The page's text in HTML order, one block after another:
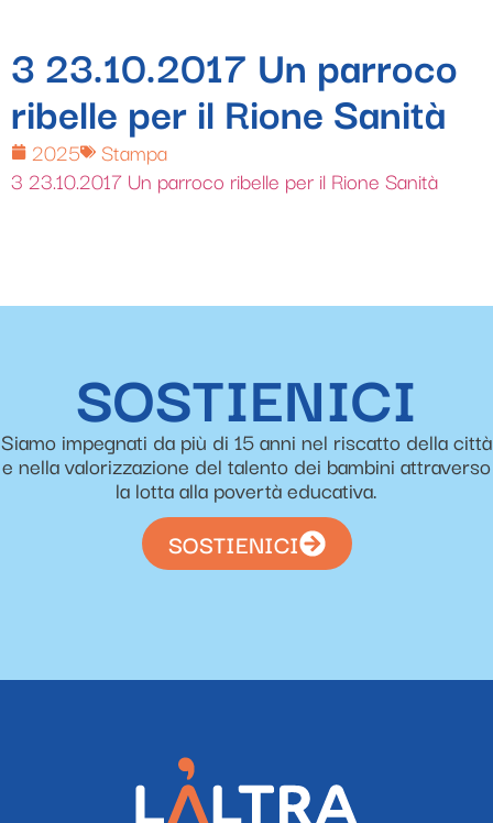
3 23.10.2017 Un parroco
ribelle per il Rione Sanità
2025
Stampa
3 23.10.2017 Un parroco ribelle per il Rione Sanità
SOSTIENICI
Siamo impegnati da più di 15 anni nel riscatto della città
e nella valorizzazione del talento dei bambini attraverso
la lotta alla povertà educativa.
SOSTIENICI